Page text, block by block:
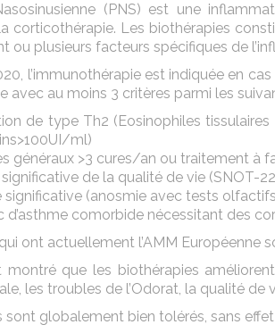
(PNS) est une
corticothérapie. Les biothérapies
ou plusieurs facteurs spécifiques de
l’immunothérapie est indiquée en
avec au moins 3 critères parmi les
de type Th2 (Eosinophiles
ml)
généraux >3 cures/an ou traitement à
de la qualité de vie (SNOT-
significative (anosmie avec tests
d’asthme comorbide nécessitant des
ont actuellement l’AMM Européenne
montré que les biothérapies
les troubles de l’Odorat, la qualité de
sont globalement bien tolérés, sans